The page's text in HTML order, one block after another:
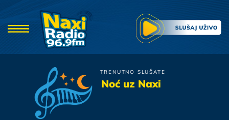
TRENUTNO SLUŠATE
Noć uz Naxi
Crvena Jabuka